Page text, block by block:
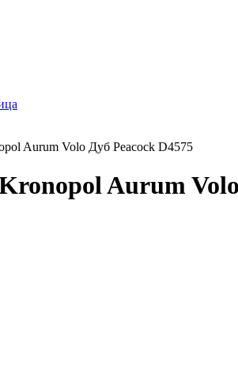
Aurum Volo Дуб Peacock D4575
Aurum